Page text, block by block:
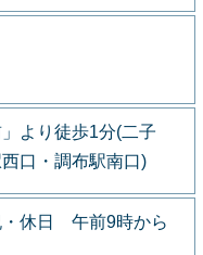
より徒歩1分(二子
口・調布駅南口)
・休日 午前9時から